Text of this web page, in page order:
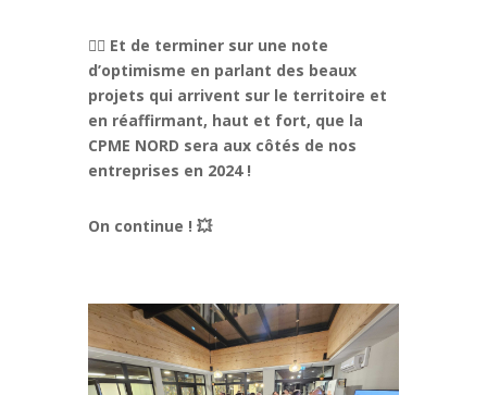
👉🏻 Et de terminer sur une note
d’optimisme en parlant des beaux
projets qui arrivent sur le territoire et
en réaffirmant, haut et fort, que la
CPME NORD sera aux côtés de nos
entreprises en 2024 !
On continue ! 💥